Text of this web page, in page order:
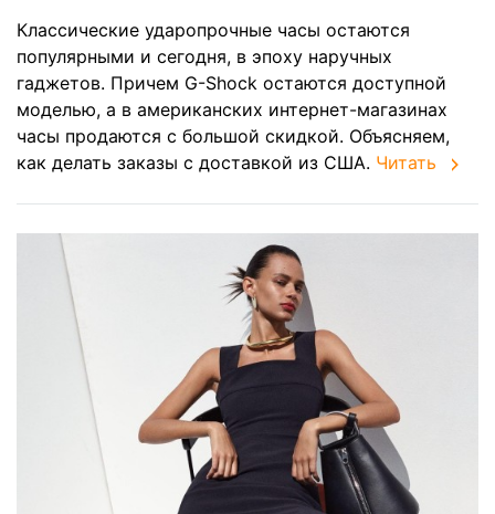
Классические ударопрочные часы остаются
популярными и сегодня, в эпоху наручных
гаджетов. Причем G-Shock остаются доступной
моделью, а в американских интернет-магазинах
часы продаются с большой скидкой. Объясняем,
как делать заказы с доставкой из США. Читать